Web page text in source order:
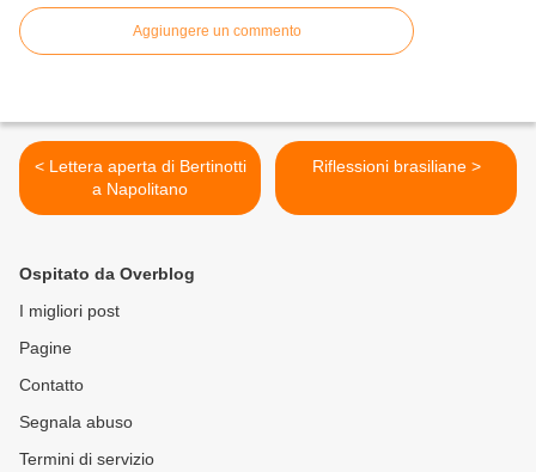
Aggiungere un commento
< Lettera aperta di Bertinotti
a Napolitano
Riflessioni brasiliane >
Ospitato da Overblog
I migliori post
Pagine
Contatto
Segnala abuso
Termini di servizio